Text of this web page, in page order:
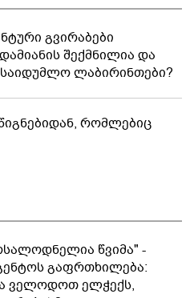
გვირაბები
შექმნილია და
საიდუმლო ლაბირინთები?
რომლებიც
წვიმა" -
გაფრთხილება:
ველოდოთ ელჭექს,